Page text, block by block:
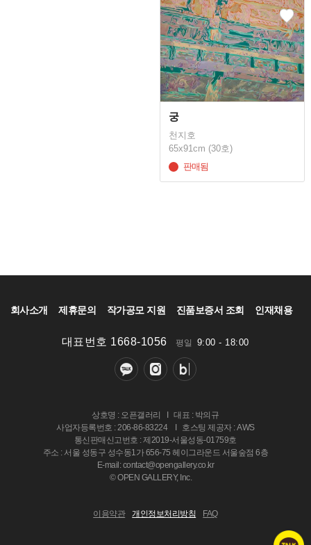
궁
천지호
65x91cm (30호)
판매됨
회사소개 제휴문의 작가공모 지원 진품보증서 조회 인재채용
대표번호 1668-1056 평일 9:00 - 18:00
상호명 : 오픈갤러리
대표 : 박의규
사업자등록번호 : 206-86-83224
호스팅 제공자 : AWS
통신판매신고번호 : 제2019-서울성동-01759호
주소 : 서울 성동구 성수동1가 656-75 헤이그라운드 서울숲점 6층
E-mail: contact@opengallery.co.kr
© OPEN GALLERY, Inc.
이용약관 개인정보처리방침 FAQ